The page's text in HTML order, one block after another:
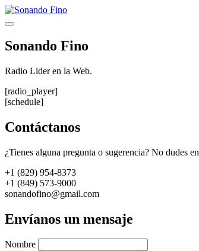
Saltar
al
Menú
Sonando Fino
Radio Lider en la Web.
[radio_player]
[schedule]
Contáctanos
¿Tienes alguna pregunta o sugerencia? No dudes
+1 (829) 954-8373
+1 (849) 573-9000
sonandofino@gmail.com
Envíanos un mensaje
Nombre